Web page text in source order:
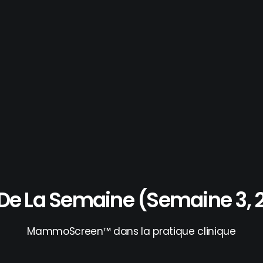
La Semaine (semaine 3,
MammoScreen™ dans la pratique clinique